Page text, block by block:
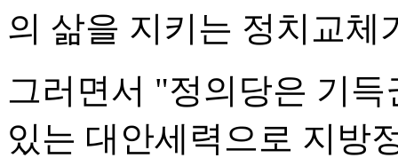
의 삶을 지키는 정치교
그러면서 "정의당은 기
있는 대안세력으로 지방